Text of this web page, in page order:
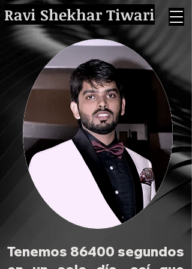
Ravi Shekhar Tiwari
Tenemos 86400 segundos